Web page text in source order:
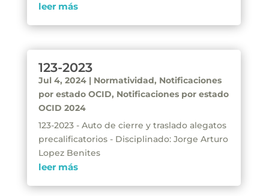
leer más
123-2023
Jul 4, 2024| Normatividad, Notificaciones
por estado OCID, Notificaciones por estado
OCID 2024
123-2023 - Auto de cierre y traslado alegatos
precalificatorios - Disciplinado: Jorge Arturo
Lopez Benites
leer más